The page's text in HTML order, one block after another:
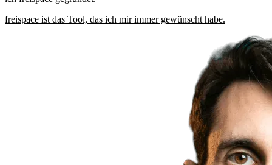
freispace ist das Tool, das ich mir immer gewünscht habe.